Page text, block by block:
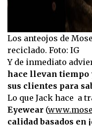
Los anteojos de
reciclado. Foto: IG
Y de inmediato
hace llevan tiempo
sus clientes para
Lo que Jack hace a
Eyewear (
calidad basados en